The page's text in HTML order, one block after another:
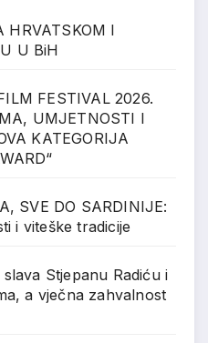
HRVATSKOM I
U BiH
FESTIVAL 2026.
UMJETNOSTI I
KATEGORIJA
SVE DO SARDINIJE:
i viteške tradicije
Stjepanu Radiću i
a vječna zahvalnost